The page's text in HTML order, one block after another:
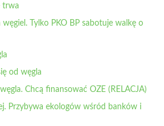
trwa
Tylko PKO BP sabotuje walkę o
od węgla
Chcą finansować OZE (RELACJA)
Przybywa ekologów wśród banków i